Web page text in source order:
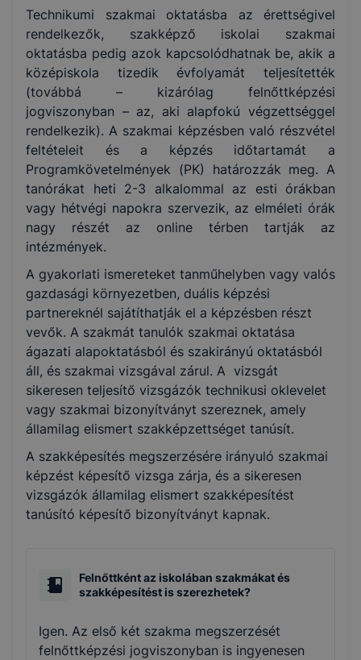
Elektronika és elektrotechnika
Technikumi szakmai oktatásba az érettségivel
rendelkezők, szakképző iskolai szakmai
oktatásba pedig azok kapcsolódhatnak be, akik a
középiskola tizedik évfolyamát teljesítették
(továbbá – kizárólag felnőttképzési
jogviszonyban – az, aki alapfokú végzettséggel
rendelkezik). A szakmai képzésben való részvétel
feltételeit és a képzés időtartamát a
Programkövetelmények (PK) határozzák meg. A
tanórákat heti 2-3 alkalommal az esti órákban
vagy hétvégi napokra szervezik, az elméleti órák
nagy részét az online térben tartják az
intézmények.
A gyakorlati ismereteket tanműhelyben vagy valós
gazdasági környezetben, duális képzési
partnereknél sajátíthatják el a képzésben részt
vevők. A szakmát tanulók szakmai oktatása
ágazati alapoktatásból és szakirányú oktatásból
áll, és szakmai vizsgával zárul. A vizsgát
sikeresen teljesítő vizsgázók technikusi oklevelet
vagy szakmai bizonyítványt szereznek, amely
államilag elismert szakképzettséget tanúsít.
A szakképesítés megszerzésére irányuló szakmai
képzést képesítő vizsga zárja, és a sikeresen
vizsgázók államilag elismert szakképesítést
tanúsító képesítő bizonyítványt kapnak.
Felnőttként az iskolában szakmákat és
szakképesítést is szerezhetek?
Igen. Az első két szakma megszerzését
felnőttképzési jogviszonyban is ingyenesen